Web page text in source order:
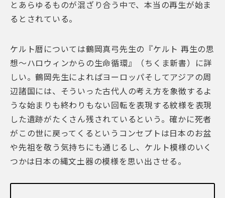
とあらゆるものが混ざり合う中で、本当の再生が始ま
るとされている。
ケルト暦については鶴岡真弓先生の『ケルト 再生の思
想〜ハロウィンからの生命循環』（ちくま新書）に詳
しい。鶴岡先生によればヨーロッパそしてアジアの周
辺諸国には、そういった古代人の考え方を象徴するよ
うな始まりも終わりもない回転を表現する紋様を表現
した遺跡がたくさん残されているという。確かに死者
がこの世に戻ってくるというコンセプトは日本のお盆
や先祖を敬う気持ちにも通じるし、ケルト模様のいく
つかは日本の縄文土器の模様を思い出させる。